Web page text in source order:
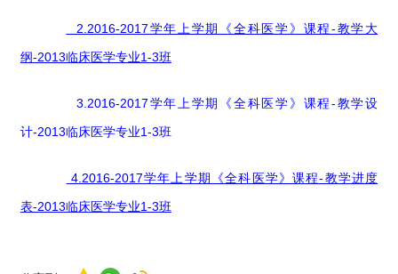
2.2016-2017学年上学期《全科医学》课程-教学大
纲-2013临床医学专业1-3班
3.2016-2017学年上学期《全科医学》课程-教学设
计-2013临床医学专业1-3班
4.2016-2017学年上学期《全科医学》课程-教学进度
表-2013临床医学专业1-3班